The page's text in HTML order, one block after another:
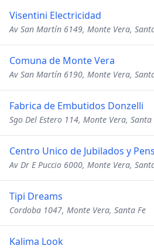
Visentini Electricidad
Av San Martín 6149, Monte Vera,
Comuna de Monte Vera
Av San Martín 6190, Monte Vera,
Fabrica de Embutidos Donzelli
Sgo Del Estero 114, Monte Vera, Santa
Centro Unico de Jubilados y
Av Dr E Puccio 6000, Monte Vera,
Tipi Dreams
Cordoba 1047, Monte Vera, Santa Fe
Kalima Look